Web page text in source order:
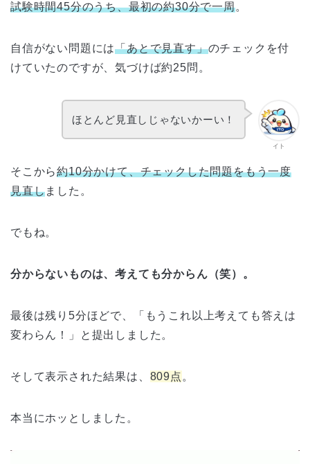
試験時間45分のうち、最初の約30分で一周。
自信がない問題には「あとで見直す」のチェックを付
けていたのですが、気づけば約25問。
イト
ほとんど見直しじゃないかーい！
そこから約10分かけて、チェックした問題をもう一度
見直しました。
でもね。
分からないものは、考えても分からん（笑）。
最後は残り5分ほどで、「もうこれ以上考えても答えは
変わらん！」と提出しました。
そして表示された結果は、 809点 。
本当にホッとしました。